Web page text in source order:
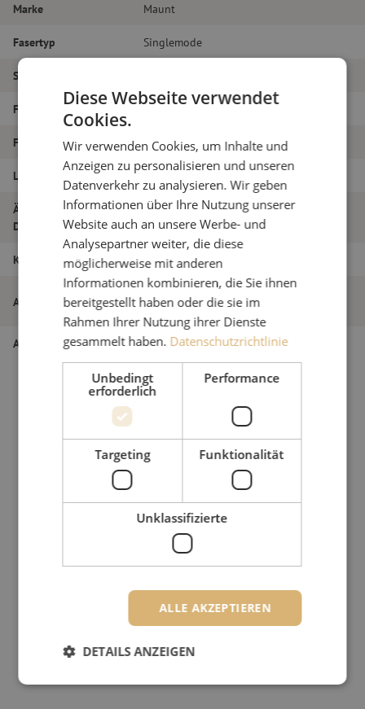
Marke Maunt
Fasertyp Singlemode
Steckertyp
Faser-Typ G.657A1
Faseranzahl Simplex
Länge 12m
Äußerer
Durchmesser (mm)
Klasse B
Artikelname
Patchkabel simplex SM, LC/PC-SC/PC,
1,2mm, 12m
Artikel Nummer M20000717
Diese Webseite verwendet
Cookies.
Wir verwenden Cookies, um Inhalte und
Anzeigen zu personalisieren und unseren
Datenverkehr zu analysieren. Wir geben
Informationen über Ihre Nutzung unserer
Website auch an unsere Werbe- und
Analysepartner weiter, die diese
möglicherweise mit anderen
Informationen kombinieren, die Sie ihnen
bereitgestellt haben oder die sie im
Rahmen Ihrer Nutzung ihrer Dienste
gesammelt haben. Datenschutzrichtlinie
Unbedingt
erforderlich
Performance
Targeting Funktionalität
Unklassifizierte
ALLE AKZEPTIEREN
DETAILS ANZEIGEN